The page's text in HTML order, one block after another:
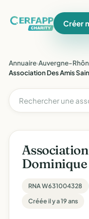
Créer
Annuaire›Auvergne-
Association Des Amis
Dominique
RNA W631004328
Créée il y a 19 ans